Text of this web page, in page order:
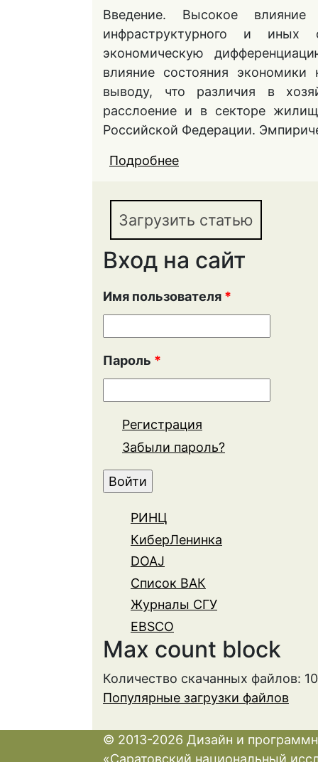
Введение. Высокое влияние
инфраструктурного и иных
экономическую
влияние состояния экономики
выводу, что различия в
расслоение и в секторе
Российской Федерации.
Подробнее
Загрузить статью
Вход на сайт
Имя пользователя *
Пароль *
Регистрация
Забыли пароль?
РИНЦ
КиберЛенинка
DOAJ
Список ВАК
Журналы СГУ
EBSCO
Max count block
Количество скачанных файлов:
Популярные загрузки файлов
© 2013-2026 Дизайн и
«Саратовский национальный